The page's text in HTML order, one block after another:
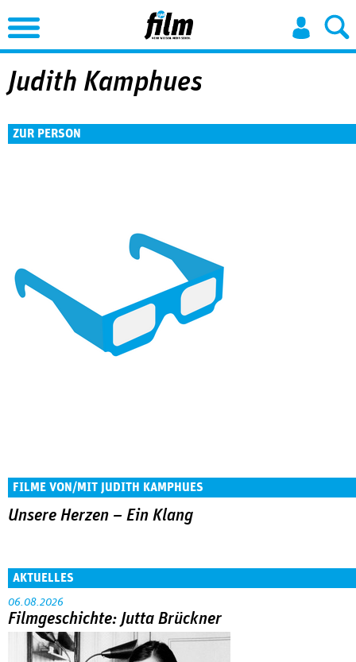
Jump to Navigation
Judith Kamphues
ZUR PERSON
FILME VON/MIT JUDITH KAMPHUES
Unsere Herzen – Ein Klang
AKTUELLES
06.08.2026
Filmgeschichte: Jutta Brückner